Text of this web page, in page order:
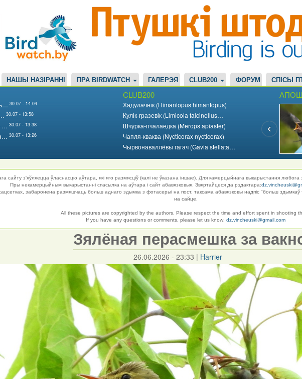
НАШЫ НАЗІРАННІ ПРА BIRDWATCH ГАЛЕРЭЯ CLUB200 ФОРУМ СПІСЫ
30.07 - 14:04
30.07 - 13:58
… 30.07 - 13:38
30.07 - 13:26
CLUB200
Хадулачнік (Himantopus himantopus)
Кулік-гразевік (Limicola falcinellus…
Шчурка-пчалаедка (Merops apiaster)
Чапля-кваква (Nycticorax nycticorax)
Чырвонаваллёвы гагач (Gavia stellata…
сайту з'яўляецца ўласнасцю аўтара, які яго размясціў (калі не ўказана іншае). Для камерцыйнага выкарыстання
Пры некамерцыйным выкарыстанні спасылка на аўтара і сайт абавязковыя. Звяртайцеся да рэдактара:
забаронена размяшчаць больш аднаго здымка з фотасерыі на пост, таксама абавязковы надпіс "больш
на сайце.
All these pictures are copyrighted by the authors. Please respect the time and effort spent in shooting
If you have any questions or comments, please let us know:dz.vincheuski@gmail.com
Зялёная перасмешка за
26.06.2026 - 23:33 | Harrier